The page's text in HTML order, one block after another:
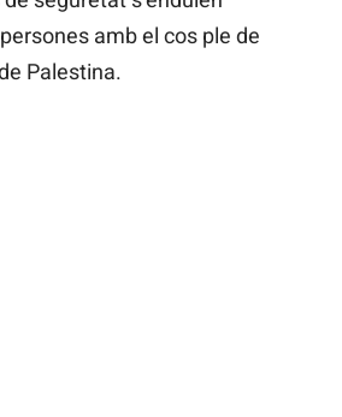
amb el cos ple de
Palestina.